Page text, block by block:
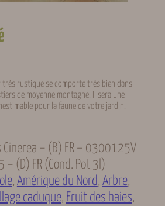
très rustique se comporte très bien dans
de moyenne montagne. Il sera une
pour la faune de votre jardin.
Cinerea – (B) FR – 0300125V
– (D) FR (cond. Pot 3l)
, Amérique du Nord, Arbre
caduque, Fruit des haies